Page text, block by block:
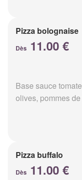
Pizza bolognaise
Dès 11.00 €
Base sauce
olives, pommes de
Pizza buffalo
Dès 11.00 €